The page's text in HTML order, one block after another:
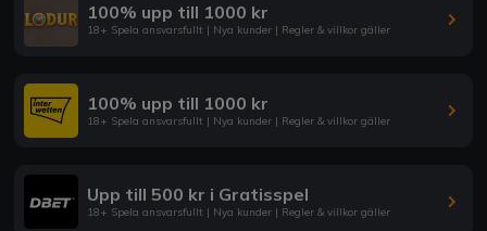
100% upp till 1000 kr
18+ Spela ansvarsfullt | Nya kunder | Regler & villkor gäller
100% upp till 1000 kr
18+ Spela ansvarsfullt | Nya kunder | Regler & villkor gäller
Upp till 500 kr i Gratisspel
18+ Spela ansvarsfullt | Nya kunder | Regler & villkor gäller